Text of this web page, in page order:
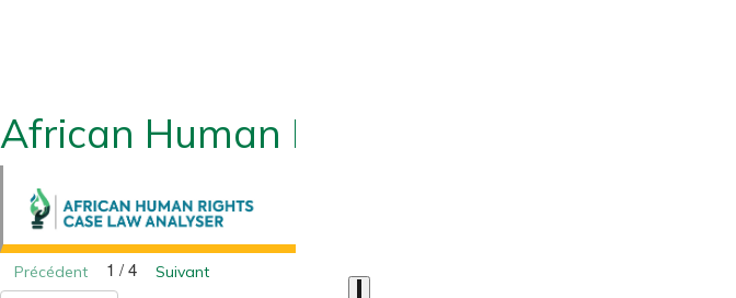
African Human Rights CLA 2.0
Précédent 1 / 4
Suivant